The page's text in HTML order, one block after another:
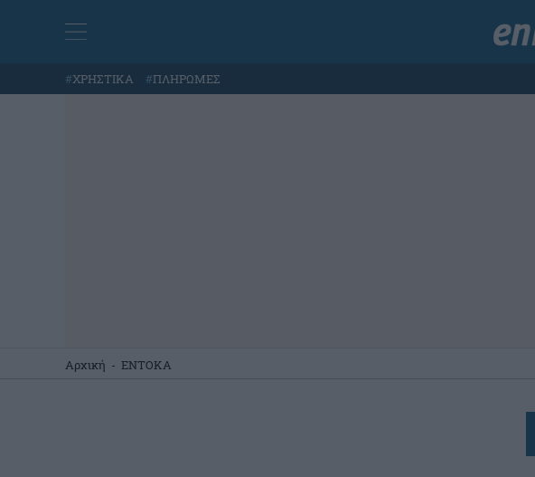
#ΧΡΗΣΤΙΚΑ #ΠΛΗΡΩΜΕΣ
Αρχική - ΕΝΤΟΚΑ